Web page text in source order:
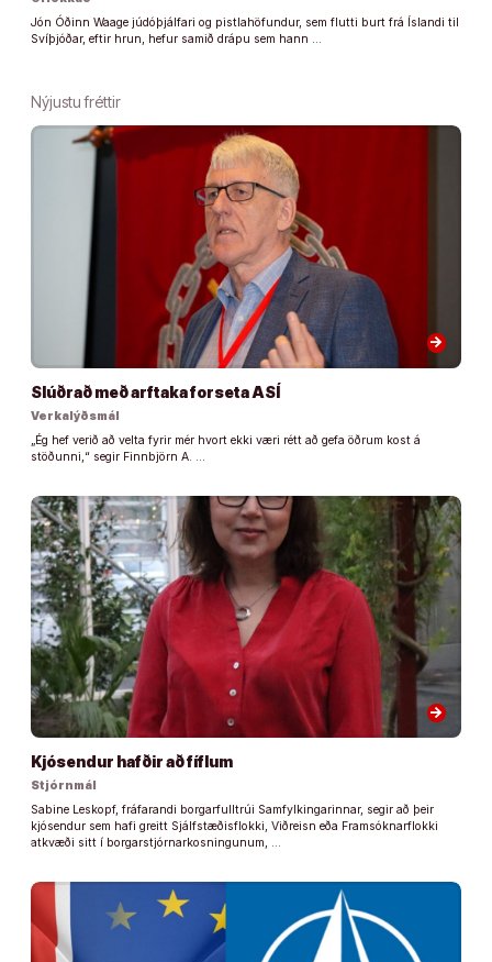
Jón Óðinn Waage júdóþjálfari og pistlahöfundur, sem flutti burt frá Íslandi til
Svíþjóðar, eftir hrun, hefur samið drápu sem hann …
Nýjustu fréttir
arrow_forward
Slúðrað með arftaka forseta ASÍ
Verkalýðsmál
„Ég hef verið að velta fyrir mér hvort ekki væri rétt að gefa öðrum kost á
stöðunni,“ segir Finnbjörn A. …
arrow_forward
Kjósendur hafðir að fíflum
Stjórnmál
Sabine Leskopf, fráfarandi borgarfulltrúi Samfylkingarinnar, segir að þeir
kjósendur sem hafi greitt Sjálfstæðisflokki, Viðreisn eða Framsóknarflokki
atkvæði sitt í borgarstjórnarkosningunum, …